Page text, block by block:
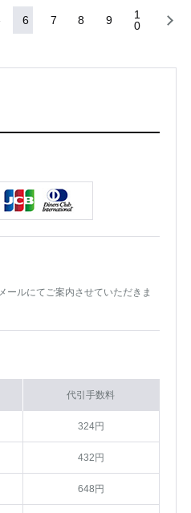
6 7 8 9
1
0
ールにてご案内させていただきま
代引手数料
324円
432円
648円